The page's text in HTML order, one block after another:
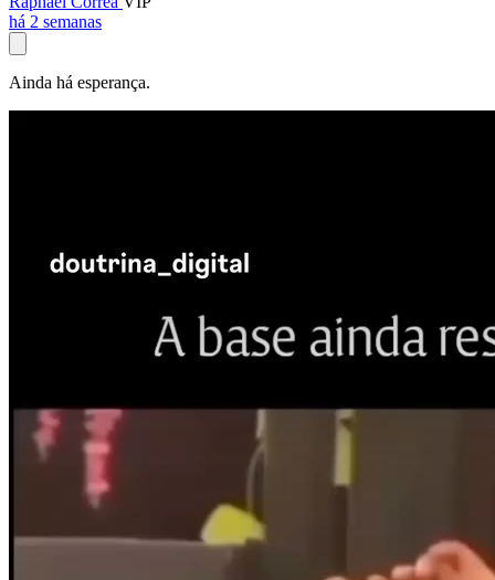
há 2 semanas
Ainda há esperança.